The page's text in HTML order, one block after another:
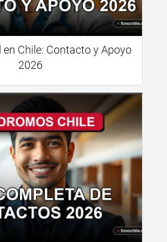
en Chile: Contacto y Apoyo
2026